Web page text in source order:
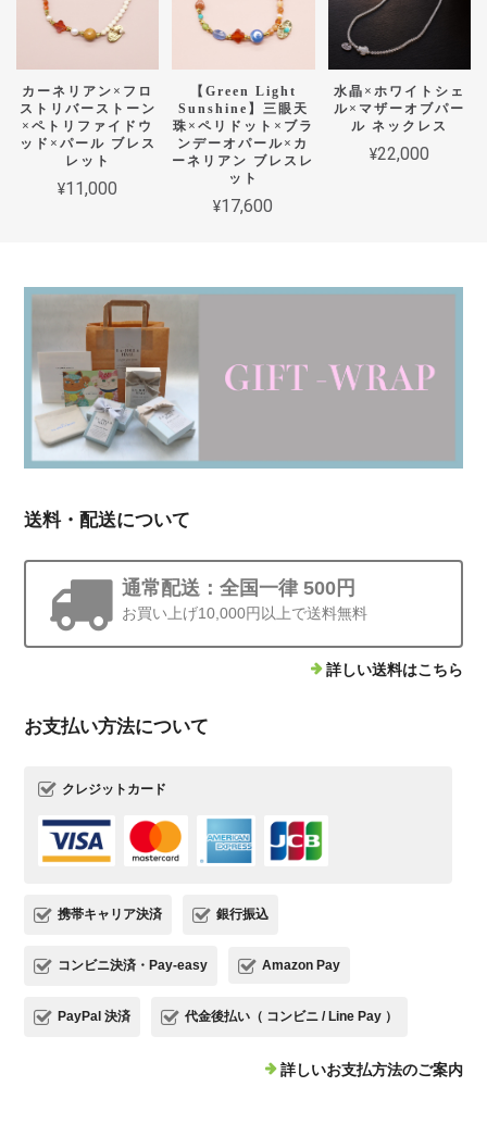
カーネリアン×フロ
ストリバーストーン
×ペトリファイドウ
ッド×パール ブレス
レット
¥11,000
【Green Light
Sunshine】三眼天
珠×ペリドット×ブラ
ンデーオパール×カ
ーネリアン ブレスレ
ット
¥17,600
水晶×ホワイトシェ
ル×マザーオブパー
ル ネックレス
¥22,000
送料・配送について
通常配送：全国一律 500円
お買い上げ10,000円以上で送料無料
詳しい送料はこちら
お支払い方法について
クレジットカード
携帯キャリア決済 銀行振込
コンビニ決済・Pay-easy Amazon Pay
PayPal 決済 代金後払い（ コンビニ / Line Pay ）
詳しいお支払方法のご案内